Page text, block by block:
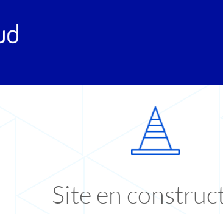
Site en